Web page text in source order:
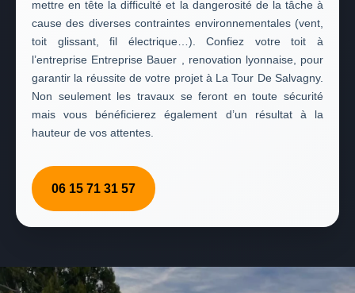
mettre en tête la difficulté et la dangerosité de la tâche à
cause des diverses contraintes environnementales (vent,
toit glissant, fil électrique…). Confiez votre toit à
l’entreprise Entreprise Bauer , renovation lyonnaise, pour
garantir la réussite de votre projet à La Tour De Salvagny.
Non seulement les travaux se feront en toute sécurité
mais vous bénéficierez également d’un résultat à la
hauteur de vos attentes.
06 15 71 31 57